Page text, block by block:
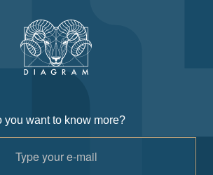
you want to know more?